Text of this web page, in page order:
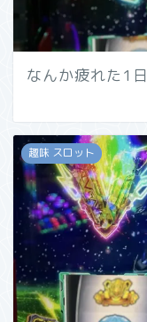
なんか疲れた1日
趣味 スロット